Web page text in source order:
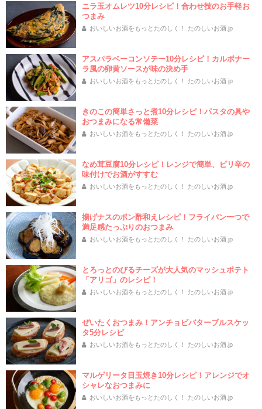
ニラ玉オムレツ10分レシピ！合わせ技のお手軽お
つまみ
おいしいお酒をもっとたのしく！ たのしいお酒.jp
アスパラベーコンソテー10分レシピ！カルボナー
ラ風の卵黄ソースが味の決め手
おいしいお酒をもっとたのしく！ たのしいお酒.jp
きのこの簡単さっと煮10分レシピ！パスタの具や
おつまみになる常備菜
おいしいお酒をもっとたのしく！ たのしいお酒.jp
なめ茸豆腐10分レシピ！レンジで簡単、ピリ辛の
味付けでお酒がすすむ
おいしいお酒をもっとたのしく！ たのしいお酒.jp
揚げナスのポン酢和えレシピ！フライパン一つで
満足感たっぷりのおつまみ
おいしいお酒をもっとたのしく！ たのしいお酒.jp
とろっとのびるチーズが大人気のマッシュポテト
「アリゴ」のレシピ！
おいしいお酒をもっとたのしく！ たのしいお酒.jp
ぜいたくおつまみ！アンチョビバターブルスケッ
タ5分レシピ
おいしいお酒をもっとたのしく！ たのしいお酒.jp
マルゲリータ目玉焼き10分レシピ！アレンジでオ
シャレなおつまみに
おいしいお酒をもっとたのしく！ たのしいお酒.jp